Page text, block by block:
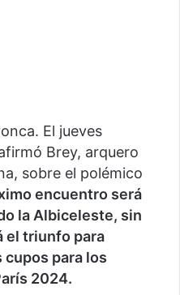
El jueves
Brey, arquero
sobre el polémico
encuentro será
la Albiceleste, sin
el triunfo para
para los
2024.